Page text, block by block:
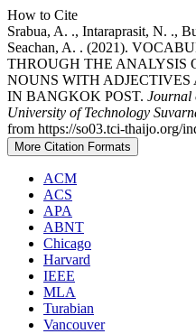
How to Cite
Srabua, A. ., Intaraprasit, N. .,
Seachan, A. . (2021).
THROUGH THE ANALYSIS
NOUNS WITH
IN BANGKOK POST. Journal
University of Technology
from https://so03.tci-thaijo.org/
More Citation Formats
ACM
ACS
APA
ABNT
Chicago
Harvard
IEEE
MLA
Turabian
Vancouver